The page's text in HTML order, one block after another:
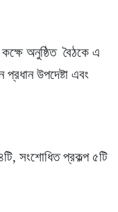
কক্ষে অনুষ্ঠিত বৈঠকে এ
উপদেষ্টা এবং
সংশোধিত প্রকল্প ৫টি